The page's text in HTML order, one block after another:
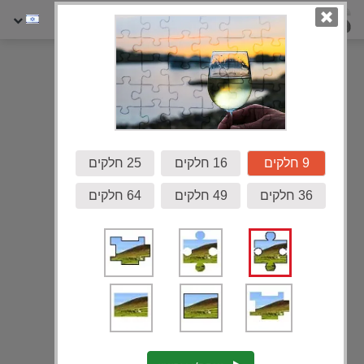
גלריה
9 חלקים 16 חלקים 25 חלקים
36 חלקים 49 חלקים 64 חלקים